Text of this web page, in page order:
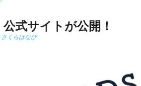
式サイトが公開！